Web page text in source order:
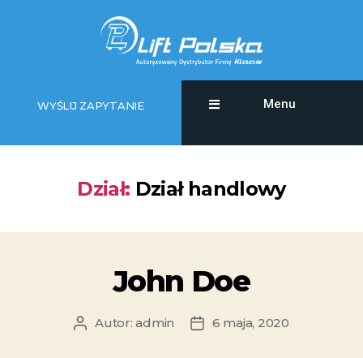
Menu
WYŚLIJ ZAPYTANIE
Dział: Dział handlowy
John Doe
Autor:admin 6 maja, 2020